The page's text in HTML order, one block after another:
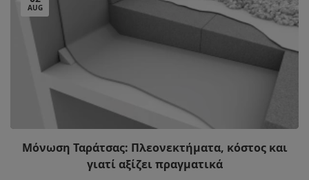
AUG
Μόνωση Ταράτσας: Πλεονεκτήματα, κόστος και
γιατί αξίζει πραγματικά